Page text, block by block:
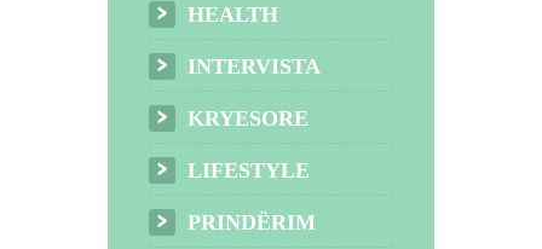
HEALTH
INTERVISTA
KRYESORE
LIFESTYLE
PRINDËRIM